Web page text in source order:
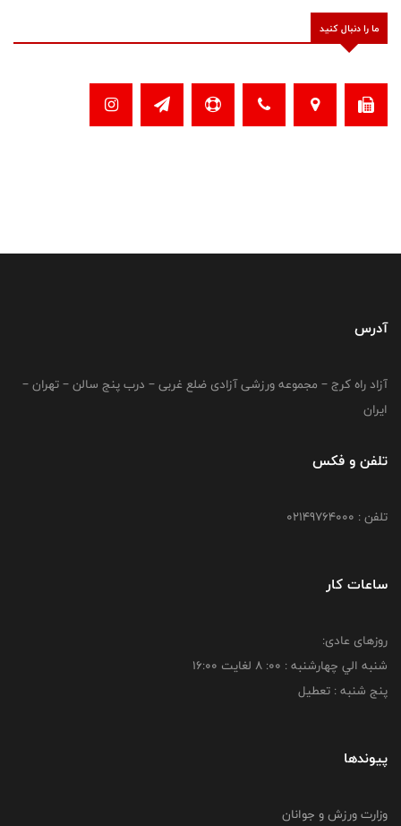
ما را دنبال کنید
آدرس
آزاد راه کرج – مجموعه ورزشی آزادی ضلع غربی – درب پنج سالن – تهران –
ایران
تلفن و فکس
تلفن : 02149764000
ساعات کار
روزهای عادی:
شنبه الي چهارشنبه : 00: 8 لغايت 16:00
پنج شنبه : تعطیل
پیوندها
وزارت ورزش و جوانان